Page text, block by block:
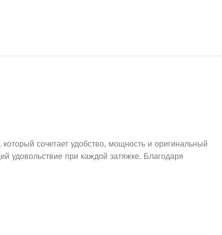
сочетает удобство, мощность и оригинальный
удовольствие при каждой затяжке. Благодаря